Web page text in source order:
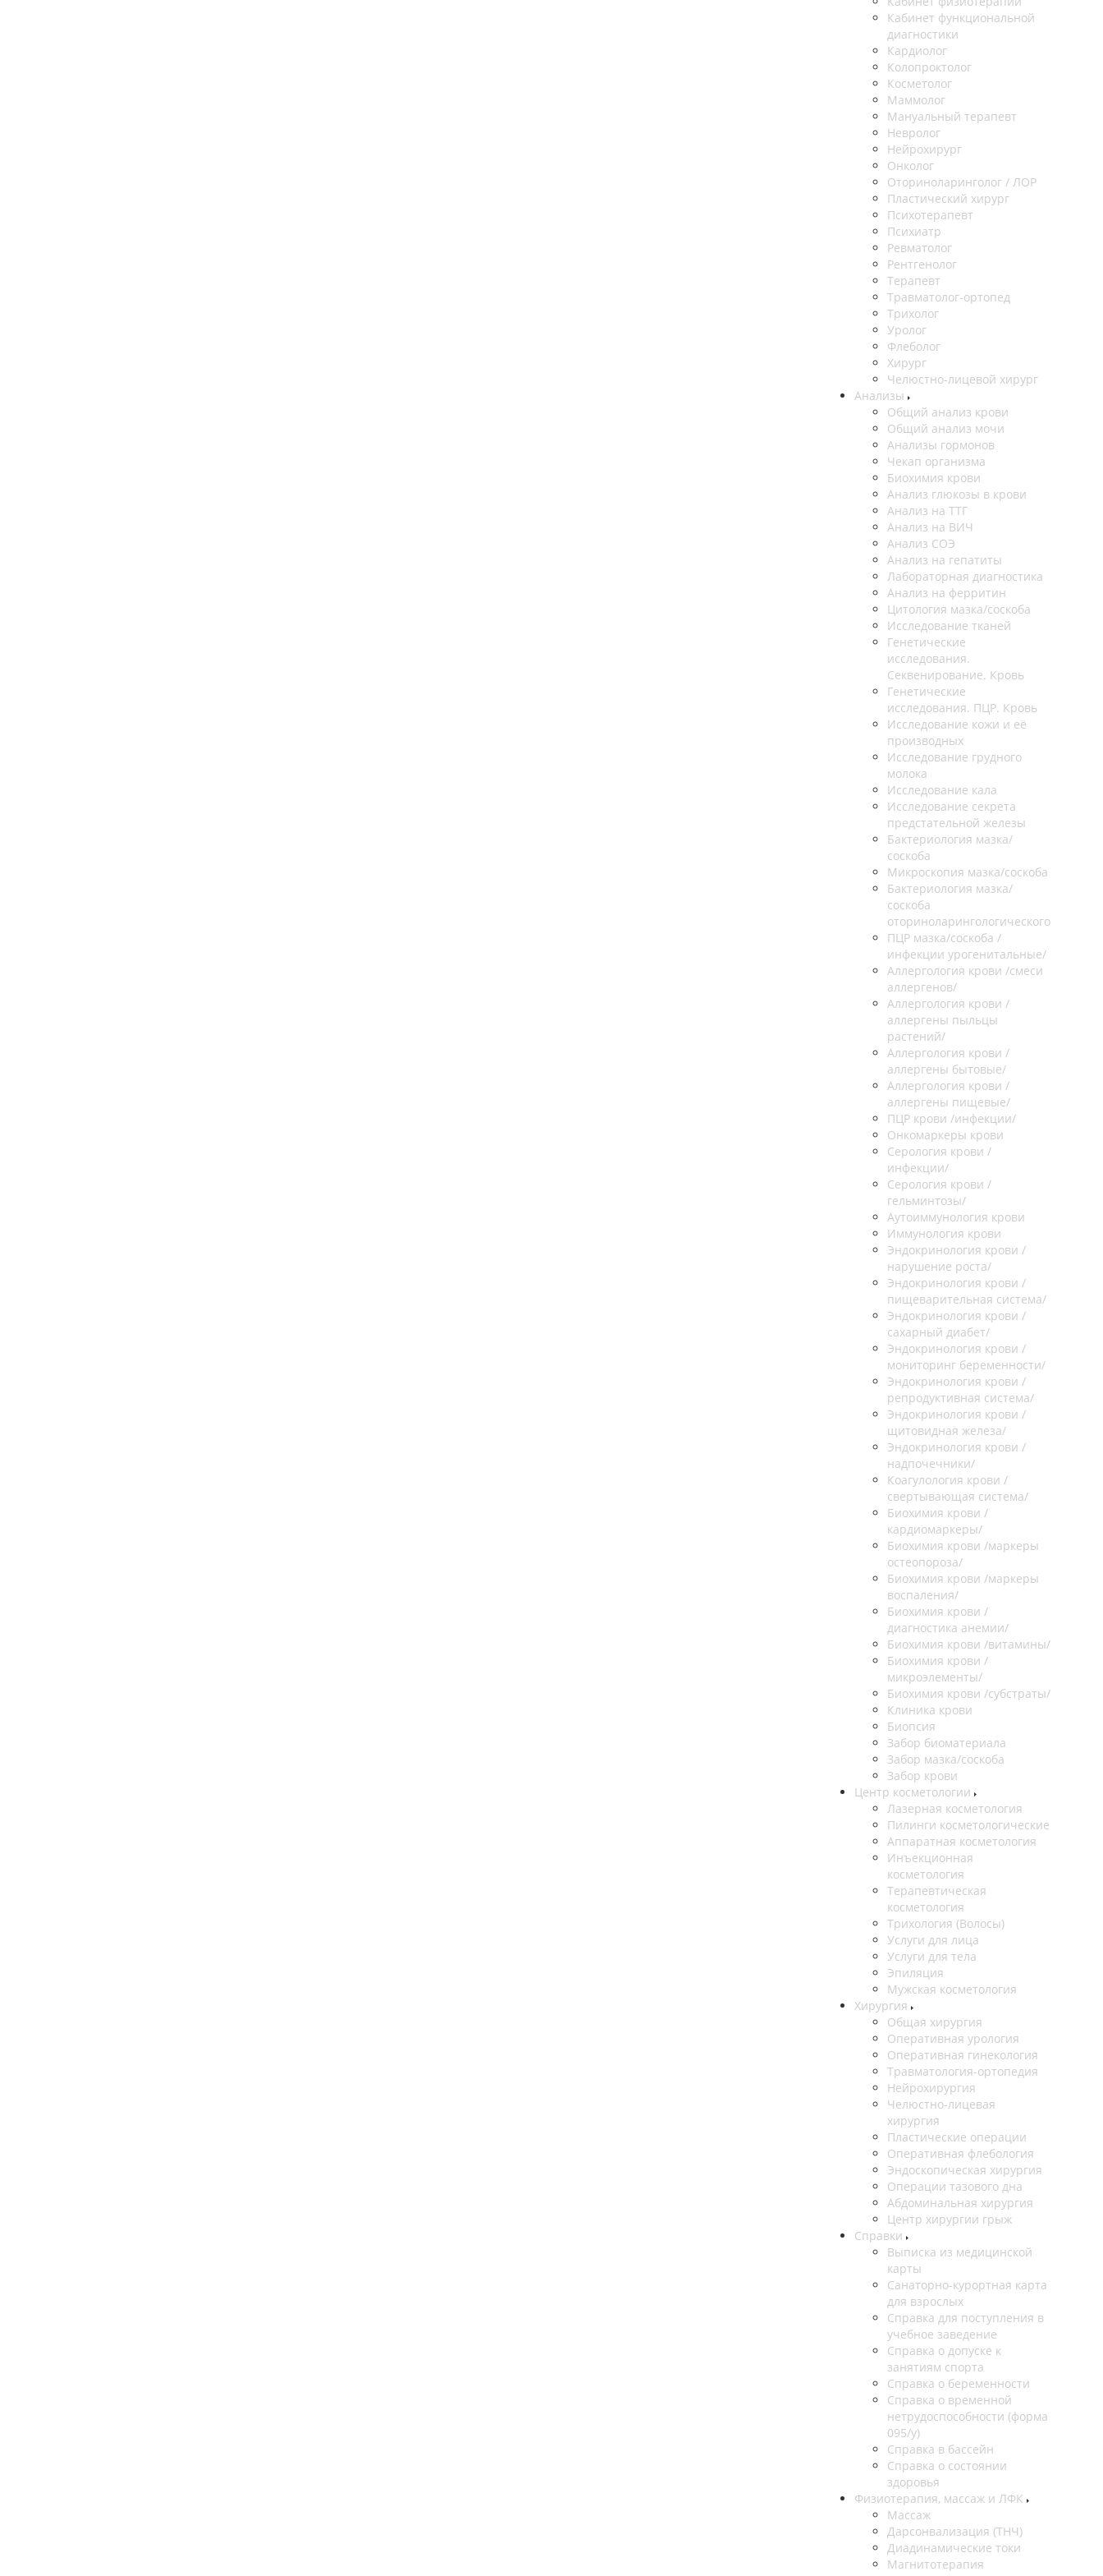
Кабинет функциональной
диагностики
Кардиолог
Колопроктолог
Косметолог
Маммолог
Мануальный терапевт
Невролог
Нейрохирург
Онколог
Оториноларинголог / ЛОР
Пластический хирург
Психотерапевт
Психиатр
Ревматолог
Рентгенолог
Терапевт
Травматолог-ортопед
Трихолог
Уролог
Флеболог
Хирург
Челюстно-лицевой хирург
Анализы
Общий анализ крови
Общий анализ мочи
Анализы гормонов
Чекап организма
Биохимия крови
Анализ глюкозы в крови
Анализ на ТТГ
Анализ на ВИЧ
Анализ СОЭ
Анализ на гепатиты
Лабораторная диагностика
Анализ на ферритин
Цитология мазка/соскоба
Исследование тканей
Генетические
исследования.
Секвенирование. Кровь
Генетические
исследования. ПЦР. Кровь
Исследование кожи и её
производных
Исследование грудного
молока
Исследование кала
Исследование секрета
предстательной железы
Бактериология мазка/
соскоба
Микроскопия мазка/соскоба
Бактериология мазка/
соскоба
оториноларингологического
ПЦР мазка/соскоба /
инфекции урогенитальные/
Аллергология крови /смеси
аллергенов/
Аллергология крови /
аллергены пыльцы
растений/
Аллергология крови /
аллергены бытовые/
Аллергология крови /
аллергены пищевые/
ПЦР крови /инфекции/
Онкомаркеры крови
Серология крови /
инфекции/
Серология крови /
гельминтозы/
Аутоиммунология крови
Иммунология крови
Эндокринология крови /
нарушение роста/
Эндокринология крови /
пищеварительная система/
Эндокринология крови /
сахарный диабет/
Эндокринология крови /
мониторинг беременности/
Эндокринология крови /
репродуктивная система/
Эндокринология крови /
щитовидная железа/
Эндокринология крови /
надпочечники/
Коагулология крови /
свертывающая система/
Биохимия крови /
кардиомаркеры/
Биохимия крови /маркеры
остеопороза/
Биохимия крови /маркеры
воспаления/
Биохимия крови /
диагностика анемии/
Биохимия крови /витамины/
Биохимия крови /
микроэлементы/
Биохимия крови /субстраты/
Клиника крови
Биопсия
Забор биоматериала
Забор мазка/соскоба
Забор крови
Центр косметологии
Лазерная косметология
Пилинги косметологические
Аппаратная косметология
Инъекционная
косметология
Терапевтическая
косметология
Трихология (Волосы)
Услуги для лица
Услуги для тела
Эпиляция
Мужская косметология
Хирургия
Общая хирургия
Оперативная урология
Оперативная гинекология
Травматология-ортопедия
Нейрохирургия
Челюстно-лицевая
хирургия
Пластические операции
Оперативная флебология
Эндоскопическая хирургия
Операции тазового дна
Абдоминальная хирургия
Центр хирургии грыж
Справки
Выписка из медицинской
карты
Санаторно-курортная карта
для взрослых
Справка для поступления в
учебное заведение
Справка о допуске к
занятиям спорта
Справка о беременности
Справка о временной
нетрудоспособности (форма
095/у)
Справка в бассейн
Справка о состоянии
здоровья
Физиотерапия, массаж и ЛФК
Массаж
Дарсонвализация (ТНЧ)
Диадинамические токи
Магнитотерапия